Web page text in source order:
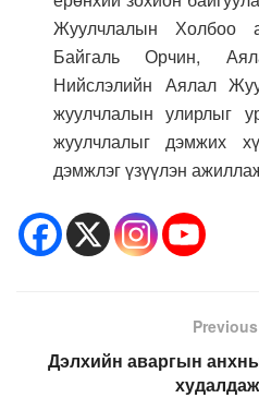
Жуулчлалын Холбоо
Байгаль Орчин,
Нийслэлийн Аялал
жуулчлалын улирлыг
жуулчлалыг дэмжих
дэмжлэг үзүүлэн
Дэлхийн аваргын